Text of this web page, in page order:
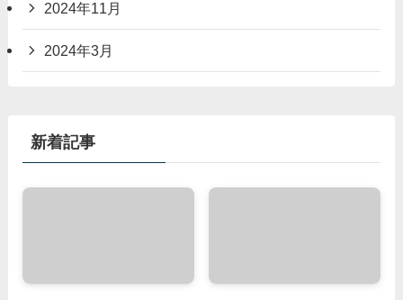
2024年11月
2024年3月
新着記事